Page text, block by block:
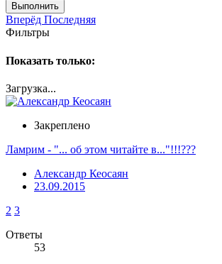
Выполнить
Вперёд Последняя
Фильтры
Показать только:
Загрузка...
Закреплено
Ламрим - "... об этом читайте в..."!!!???
Александр Кеосаян
23.09.2015
2 3
Ответы
53